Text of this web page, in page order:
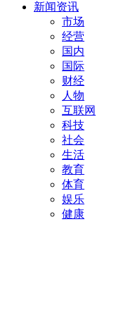
新闻资讯
市场
经营
国内
国际
财经
人物
互联网
科技
社会
生活
教育
体育
娱乐
健康